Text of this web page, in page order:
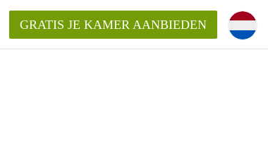
in Den Haag?
GRATIS JE KAMER AANBIEDEN